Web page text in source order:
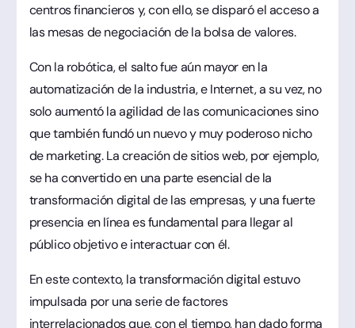
centros financieros y, con ello, se disparó el acceso a
las mesas de negociación de la bolsa de valores.
Con la robótica, el salto fue aún mayor en la
automatización de la industria, e Internet, a su vez, no
solo aumentó la agilidad de las comunicaciones sino
que también fundó un nuevo y muy poderoso nicho
de marketing. La creación de sitios web, por ejemplo,
se ha convertido en una parte esencial de la
transformación digital de las empresas, y una fuerte
presencia en línea es fundamental para llegar al
público objetivo e interactuar con él.
En este contexto, la transformación digital estuvo
impulsada por una serie de factores
interrelacionados que, con el tiempo, han dado forma